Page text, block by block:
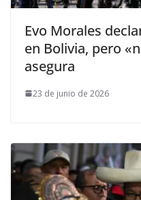
Evo Morales
en Bolivia, pero
asegura
23 de junio de 2026